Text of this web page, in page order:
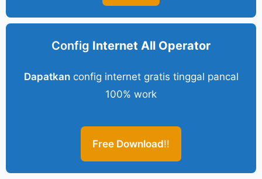
Config Internet All Operator
Dapatkanconfig internet gratis tinggal pancal
100% work
Free Download!!